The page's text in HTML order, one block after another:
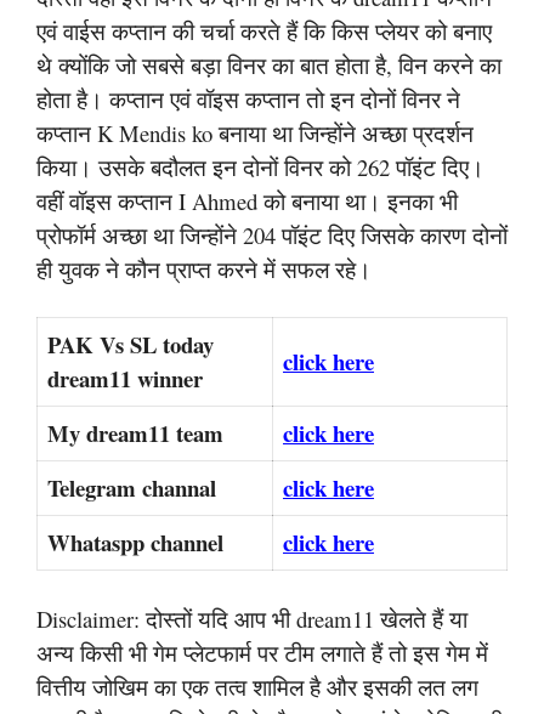
एवं वाईस कप्तान की चर्चा करते हैं कि किस प्लेयर को बनाए
थे क्योंकि जो सबसे बड़ा विनर का बात होता है, विन करने का
होता है। कप्तान एवं वॉइस कप्तान तो इन दोनों विनर ने
कप्तान K Mendis ko बनाया था जिन्होंने अच्छा प्रदर्शन
किया। उसके बदौलत इन दोनों विनर को 262 पॉइंट दिए।
वहीं वॉइस कप्तान I Ahmed को बनाया था। इनका भी
प्रोफॉर्म अच्छा था जिन्होंने 204 पॉइंट दिए जिसके कारण दोनों
ही युवक ने कौन प्राप्त करने में सफल रहे।
PAK Vs SL today
dream11 winner
click here
My dream11 team
click here
Telegram channal
click here
Whataspp channel
click here
Disclaimer: दोस्तों यदि आप भी dream11 खेलते हैं या
अन्य किसी भी गेम प्लेटफार्म पर टीम लगाते हैं तो इस गेम में
वित्तीय जोखिम का एक तत्व शामिल है और इसकी लत लग